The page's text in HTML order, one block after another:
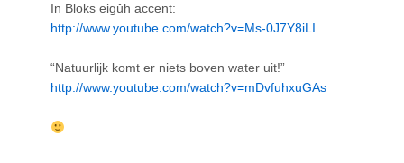
In Bloks eigûh accent:
http://www.youtube.com/watch?v=Ms-0J7Y8iLI
“Natuurlijk komt er niets boven water uit!”
http://www.youtube.com/watch?v=mDvfuhxuGAs